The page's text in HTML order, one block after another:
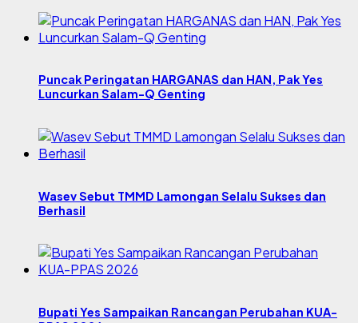
Puncak Peringatan HARGANAS dan HAN, Pak Yes
Luncurkan Salam-Q Genting
Wasev Sebut TMMD Lamongan Selalu Sukses dan
Berhasil
Bupati Yes Sampaikan Rancangan Perubahan KUA-